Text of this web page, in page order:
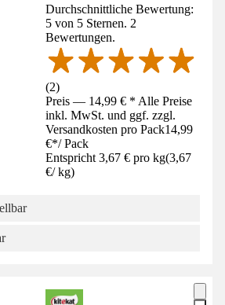
Durchschnittliche Bewertung:
5 von 5 Sternen. 2
Bewertungen.
(2)
Preis — 14,99 € * Alle Preise
inkl. MwSt. und ggf. zzgl.
Versandkosten pro Pack14,99
€*/ Pack
Entspricht 3,67 € pro kg(3,67
€/ kg)